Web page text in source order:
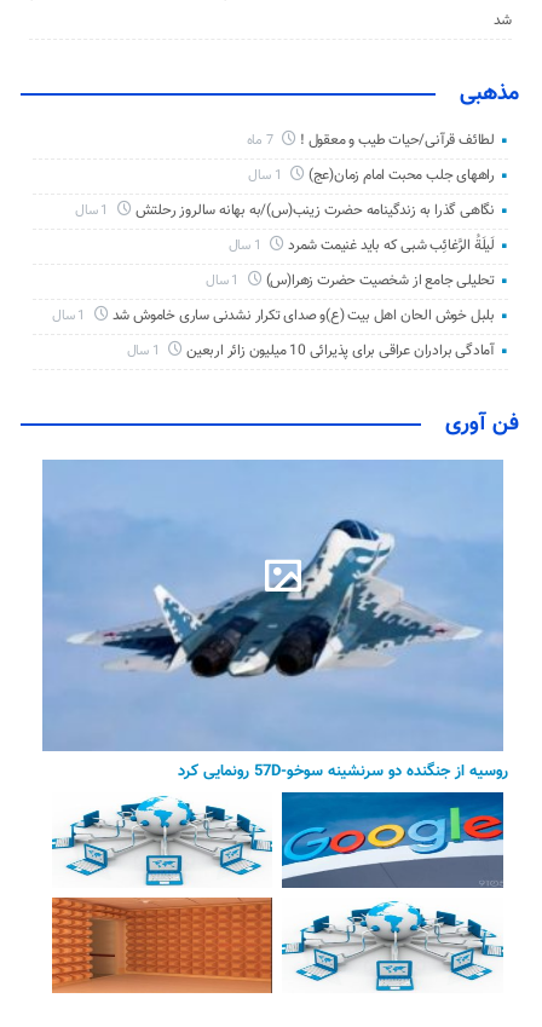
شد
مذهبی
لطائف قرآنی/حیات طیب و معقول ! 7 ماه
راههای جلب محبت امام زمان(عج)
نگاهی گذرا به زندگینامه حضرت زینب(س)/به بهانه سالروز رحلتش
لَیلَةُ الرَّغائِب شبی که باید غنیمت شمرد
تحلیلی جامع از شخصیت حضرت زهرا(س)
بلبل خوش الحان اهل بیت (ع)و صدای تکرار نشدنی ساری خاموش شد
آمادگی برادران عراقی برای پذیرائی 10 میلیون زائر اربعین
فن آوری
روسیه از جنگنده دو سرنشینه سوخو-57D رونمایی کرد